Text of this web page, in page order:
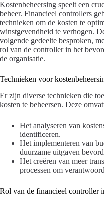
Kostenbeheersing speelt een
beheer. Financieel controllers
technieken om de kosten te
winstgevendheid te verhogen.
volgende gedeelte besproken,
rol van de controller in het
de organisatie.
Technieken voor
Er zijn diverse technieken die
kosten te beheersen. Deze
Het analyseren van
identificeren.
Het implementeren van
duurzame uitgaven
Het creëren van meer
processen om
Rol van de financieel controller